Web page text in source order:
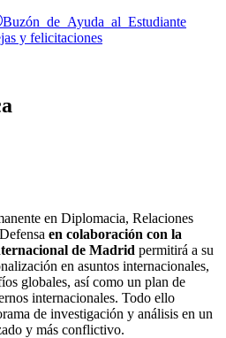
Buzón de Ayuda al Estudiante
y felicitaciones
en Diplomacia, Relaciones
en colaboración con la
de Madrid permitirá a su
en asuntos internacionales,
globales, así como un plan de
internacionales. Todo ello
de investigación y análisis en un
y más conflictivo.